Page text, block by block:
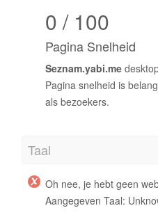
0 / 100
Pagina Snelheid
Seznam.yabi.me
Pagina snelheid is
als bezoekers.
Taal
Oh nee, je hebt geen
Aangegeven Taal: